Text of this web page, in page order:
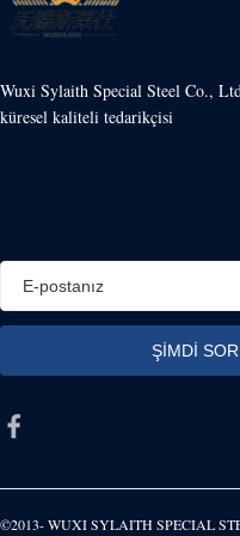
Wuxi Sylaith Special Steel Co.,
küresel kaliteli tedarikçisi
©2013- WUXI SYLAITH SPECIAL